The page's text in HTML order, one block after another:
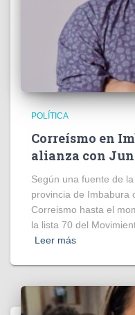
POLÍTICA
Correísmo en
alianza con
Según una fuente de
provincia de Imbabura
Correismo hasta el
la lista 70 del
Leer más